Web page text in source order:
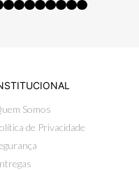
Somos
de Privacidade